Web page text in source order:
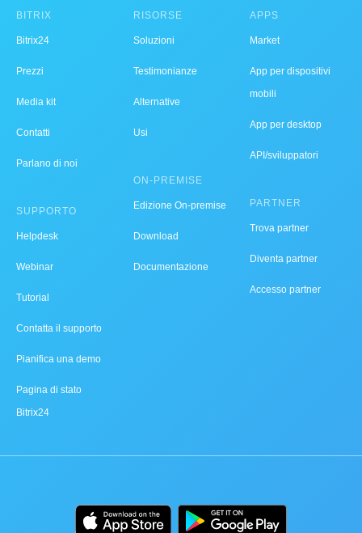
BITRIX
Bitrix24
Prezzi
Media kit
Contatti
Parlano di noi
SUPPORTO
Helpdesk
Webinar
Tutorial
Contatta il supporto
Pianifica una demo
Pagina di stato
Bitrix24
RISORSE
Soluzioni
Testimonianze
Alternative
Usi
ON-PREMISE
Edizione On-premise
Download
Documentazione
APPS
Market
App per dispositivi
mobili
App per desktop
API/sviluppatori
PARTNER
Trova partner
Diventa partner
Accesso partner